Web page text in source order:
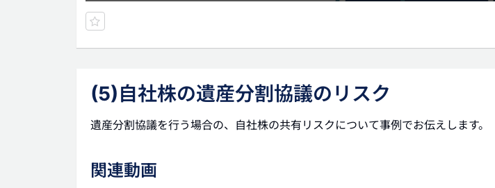
(5)自社株の遺産分割協議のリスク
遺産分割協議を行う場合の、自社株の共有リスクについて事例でお伝えします。
関連動画